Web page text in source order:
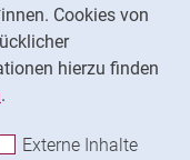
Cookies von
hierzu finden
.
Analyse-Cookies
Externe Inhalte